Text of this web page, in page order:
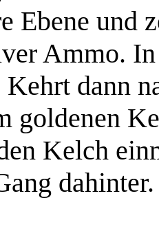
Ebene und
Ammo.
dann
goldenen
Kelch
dahinter.